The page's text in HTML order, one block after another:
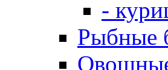
-
Рыбные